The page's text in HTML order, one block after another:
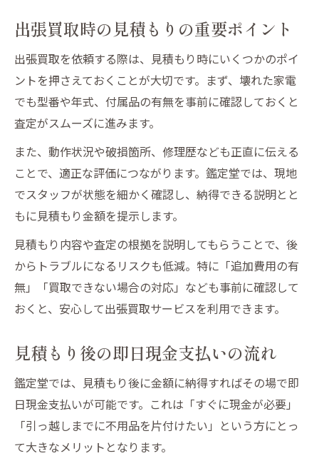
出張買取時の見積もりの重要ポイント
出張買取を依頼する際は、見積もり時にいくつかのポイ
ントを押さえておくことが大切です。まず、壊れた家電
でも型番や年式、付属品の有無を事前に確認しておくと
査定がスムーズに進みます。
また、動作状況や破損箇所、修理歴なども正直に伝える
ことで、適正な評価につながります。鑑定堂では、現地
でスタッフが状態を細かく確認し、納得できる説明とと
もに見積もり金額を提示します。
見積もり内容や査定の根拠を説明してもらうことで、後
からトラブルになるリスクも低減。特に「追加費用の有
無」「買取できない場合の対応」なども事前に確認して
おくと、安心して出張買取サービスを利用できます。
見積もり後の即日現金支払いの流れ
鑑定堂では、見積もり後に金額に納得すればその場で即
日現金支払いが可能です。これは「すぐに現金が必要」
「引っ越しまでに不用品を片付けたい」という方にとっ
て大きなメリットとなります。